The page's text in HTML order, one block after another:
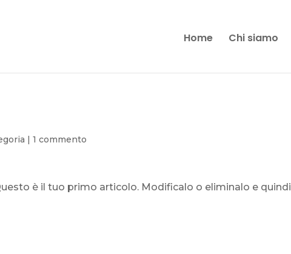
Home Chi siamo
|1 commento
è il tuo primo articolo. Modificalo o eliminalo e quindi